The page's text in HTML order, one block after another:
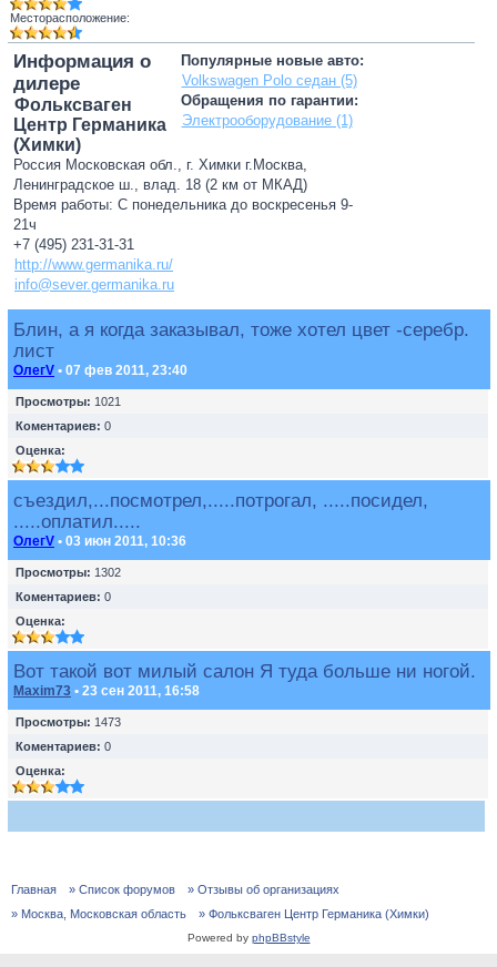
Месторасположение:
Популярные новые авто:
Volkswagen Polo седан (5)
Обращения по гарантии:
Электрооборудование (1)
Информация о
дилере
Фольксваген
Центр Германика
(Химки)
Россия Московская обл., г. Химки г.Москва,
Ленинградское ш., влад. 18 (2 км от МКАД)
Время работы: С понедельника до воскресенья 9-
21ч
+7 (495) 231-31-31
http://www.germanika.ru/
info@sever.germanika.ru
Блин, а я когда заказывал, тоже хотел цвет -серебр.
лист
ОлегV • 07 фев 2011, 23:40
Просмотры: 1021
Коментариев: 0
Оценка:
съездил,...посмотрел,.....потрогал, .....посидел,
.....оплатил.....
ОлегV • 03 июн 2011, 10:36
Просмотры: 1302
Коментариев: 0
Оценка:
Вот такой вот милый салон Я туда больше ни ногой.
Maxim73 • 23 сен 2011, 16:58
Просмотры: 1473
Коментариев: 0
Оценка:
Главная » Список форумов
» Отзывы об организациях
» Москва, Московская область
» Фольксваген Центр Германика (Химки)
Powered by phpBBstyle